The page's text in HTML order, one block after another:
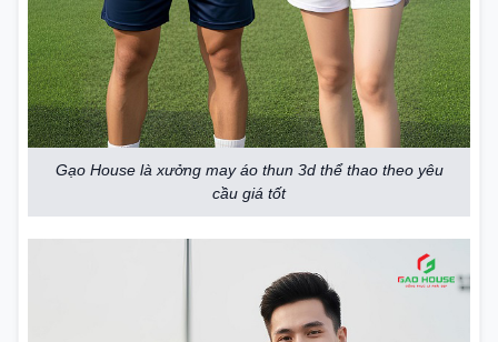
Gạo House là xưởng may áo thun 3d thể thao theo yêu
cầu giá tốt